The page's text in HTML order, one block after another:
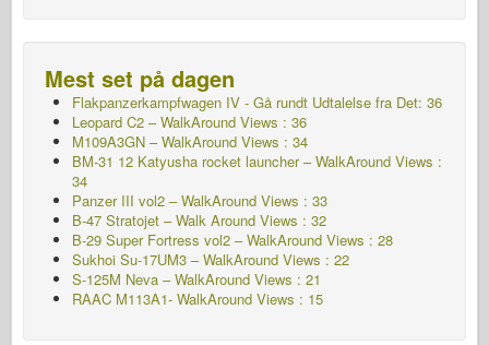
Mest set på dagen
Flakpanzerkampfwagen IV - Gå rundt Udtalelse fra Det: 36
Leopard C2 – WalkAround Views : 36
M109A3GN – WalkAround Views : 34
BM-31 12 Katyusha rocket launcher – WalkAround Views :
34
Panzer III vol2 – WalkAround Views : 33
B-47 Stratojet – Walk Around Views : 32
B-29 Super Fortress vol2 – WalkAround Views : 28
Sukhoi Su-17UM3 – WalkAround Views : 22
S-125M Neva – WalkAround Views : 21
RAAC M113A1- WalkAround Views : 15